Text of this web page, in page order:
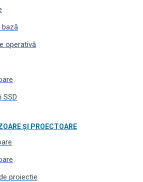
bază
operativă
SSD
ȘI PROECTOARE
proiectie